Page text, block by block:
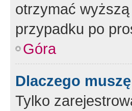
otrzymać
przypadku po
Góra
Dlaczego
Tylko